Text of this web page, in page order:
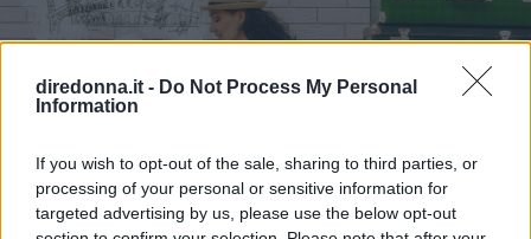
diredonna.it - Do Not Process My Personal
Information
If you wish to opt-out of the sale, sharing to third parties, or
processing of your personal or sensitive information for
targeted advertising by us, please use the below opt-out